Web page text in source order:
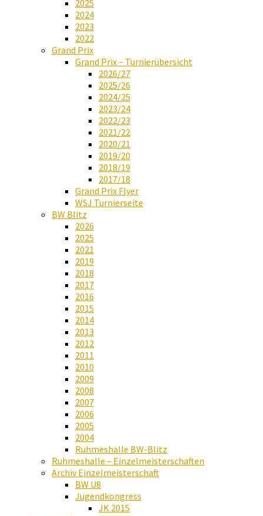
2025
2024
2023
2022
Grand Prix
Grand Prix – Turnierübersicht
2026/27
2025/26
2024/25
2023/24
2022/23
2021/22
2020/21
2019/20
2018/19
2017/18
Grand Prix Flyer
WSJ Turnierseite
BW Blitz
2026
2025
2021
2019
2018
2017
2016
2015
2014
2013
2012
2011
2010
2009
2008
2007
2006
2005
2004
Ruhmeshalle BW-Blitz
Ruhmeshalle – Einzelmeisterschaften
Archiv Einzelmeisterschaft
BW U8
Jugendkongress
JK 2015